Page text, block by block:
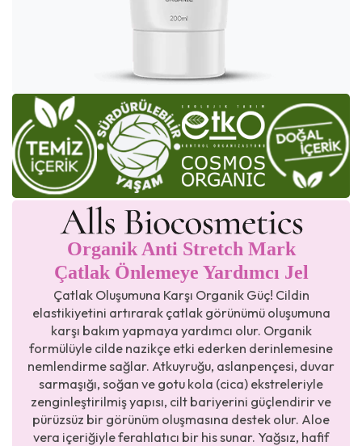
Organik Anti Stretch Mark
Çatlak Önlemeye Yardımcı Jel
Çatlak Oluşumuna Karşı Organik Güç! Cildin
elastikiyetini artırarak çatlak görünümü oluşumuna
karşı bakım yapmaya yardımcı olur. Organik
formülüyle cilde nazikçe etki ederken derinlemesine
nemlendirme sağlar. Atkuyruğu, aslanpençesi, duvar
sarmaşığı, soğan ve gotu kola (cica) ekstreleriyle
zenginleştirilmiş yapısı, cilt bariyerini güçlendirir ve
pürüzsüz bir görünüm oluşmasına destek olur. Aloe
vera içeriğiyle ferahlatıcı bir his sunar. Yağsız, hafif